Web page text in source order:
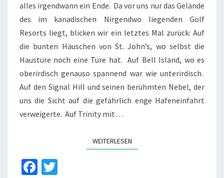
alles irgendwann ein Ende. Da vor uns nur das Gelände
des im kanadischen Nirgendwo liegenden Golf
Resorts liegt, blicken wir ein letztes Mal zurück: Auf
die bunten Häuschen von St. John’s, wo selbst die
Haustüre noch eine Türe hat. Auf Bell Island, wo es
oberirdisch genauso spannend war wie unterirdisch.
Auf den Signal Hill und seinen berühmten Nebel, der
uns die Sicht auf die gefährlich enge Hafeneinfahrt
verweigerte. Auf Trinity mit…
WEITERLESENWEITERLESEN
Fa